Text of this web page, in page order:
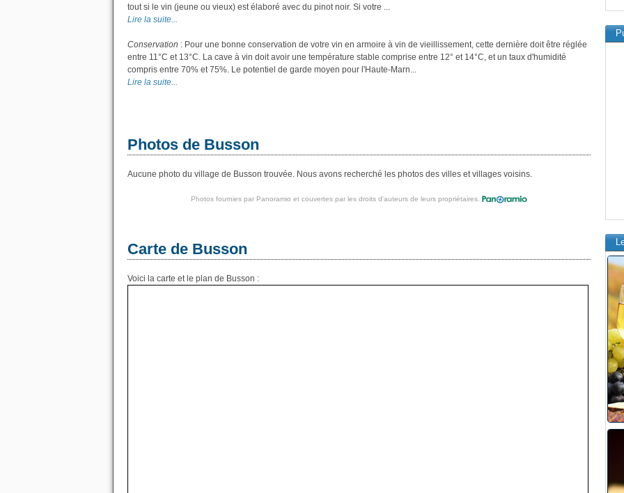
tout si le vin (jeune ou vieux) est élaboré avec du pinot noir. Si votre ...
Lire la suite...
Conservation : Pour une bonne conservation de votre vin en armoire à vin de vieillissement, cette dernière doit être réglée
entre 11°C et 13°C. La cave à vin doit avoir une température stable comprise entre 12° et 14°C, et un taux d'humidité
compris entre 70% et 75%. Le potentiel de garde moyen pour l'Haute-Marn...
Lire la suite...
Photos de Busson
Aucune photo du village de Busson trouvée. Nous avons recherché les photos des villes et villages voisins.
Photos fournies par Panoramio et couvertes par les droits d'auteurs de leurs propriétaires.
Carte de Busson
Voici la carte et le plan de Busson :